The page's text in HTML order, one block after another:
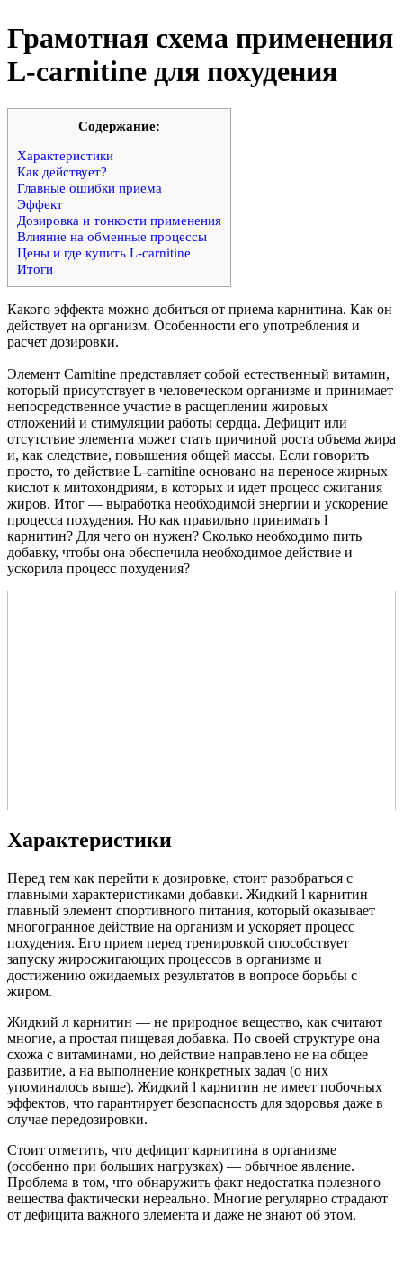
Грамотная схема применения
L-carnitine для похудения
Cодержание:
Характеристики
Как действует?
Главные ошибки приема
Эффект
Дозировка и тонкости применения
Влияние на обменные процессы
Цены и где купить L-carnitine
Итоги
Какого эффекта можно добиться от приема карнитина. Как он
действует на организм. Особенности его употребления и
расчет дозировки.
Элемент Carnitine представляет собой естественный витамин,
который присутствует в человеческом организме и принимает
непосредственное участие в расщеплении жировых
отложений и стимуляции работы сердца. Дефицит или
отсутствие элемента может стать причиной роста объема жира
и, как следствие, повышения общей массы. Если говорить
просто, то действие L-carnitine основано на переносе жирных
кислот к митохондриям, в которых и идет процесс сжигания
жиров. Итог — выработка необходимой энергии и ускорение
процесса похудения. Но как правильно принимать l
карнитин? Для чего он нужен? Сколько необходимо пить
добавку, чтобы она обеспечила необходимое действие и
ускорила процесс похудения?
Характеристики
Перед тем как перейти к дозировке, стоит разобраться с
главными характеристиками добавки. Жидкий l карнитин —
главный элемент спортивного питания, который оказывает
многогранное действие на организм и ускоряет процесс
похудения. Его прием перед тренировкой способствует
запуску жиросжигающих процессов в организме и
достижению ожидаемых результатов в вопросе борьбы с
жиром.
Жидкий л карнитин — не природное вещество, как считают
многие, а простая пищевая добавка. По своей структуре она
схожа с витаминами, но действие направлено не на общее
развитие, а на выполнение конкретных задач (о них
упоминалось выше). Жидкий l карнитин не имеет побочных
эффектов, что гарантирует безопасность для здоровья даже в
случае передозировки.
Стоит отметить, что дефицит карнитина в организме
(особенно при больших нагрузках) — обычное явление.
Проблема в том, что обнаружить факт недостатка полезного
вещества фактически нереально. Многие регулярно страдают
от дефицита важного элемента и даже не знают об этом.